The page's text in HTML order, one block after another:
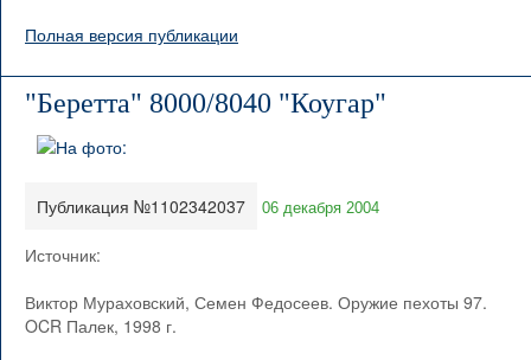
Полная версия публикации
"Беретта" 8000/8040 "Коугар"
Публикация №1102342037 06 декабря 2004
Источник:
Виктор Мураховский, Семен Федосеев. Оружие пехоты 97.
OCR Палек, 1998 г.